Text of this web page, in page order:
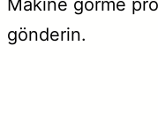
Makine görme
gönderin.